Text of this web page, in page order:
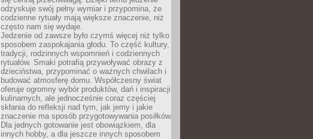
odzyskuje swój pełny wymiar i przypomina, że
codzienne rytuały mają większe znaczenie, niż
często nam się wydaje.
Jedzenie od zawsze było czymś więcej niż tylko
sposobem zaspokajania głodu. To część kultury,
tradycji, rodzinnych wspomnień i codziennych
rytuałów. Smaki potrafią przywoływać obrazy z
dzieciństwa, przypominać o ważnych chwilach i
budować atmosferę domu. Współczesny świat
oferuje ogromny wybór produktów, dań i inspiracji
kulinarnych, ale jednocześnie coraz częściej
skłania do refleksji nad tym, jak jemy i jakie
znaczenie ma sposób przygotowywania posiłków.
Dla jednych gotowanie jest obowiązkiem, dla
innych hobby, a dla jeszcze innych sposobem